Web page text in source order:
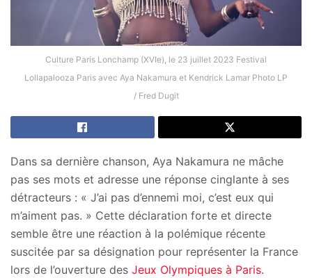
Culture Paris Lonchamp (XVIe), le 23 juillet 2023 Festival
Lollapalooza Paris avec Aya Nakamura et Kendrick Lamar Photo LP
/ Fred Dugit
Dans sa dernière chanson, Aya Nakamura ne mâche
pas ses mots et adresse une réponse cinglante à ses
détracteurs : « J’ai pas d’ennemi moi, c’est eux qui
m’aiment pas. » Cette déclaration forte et directe
semble être une réaction à la polémique récente
suscitée par sa désignation pour représenter la France
lors de l’ouverture des Jeux Olympiques à Paris.